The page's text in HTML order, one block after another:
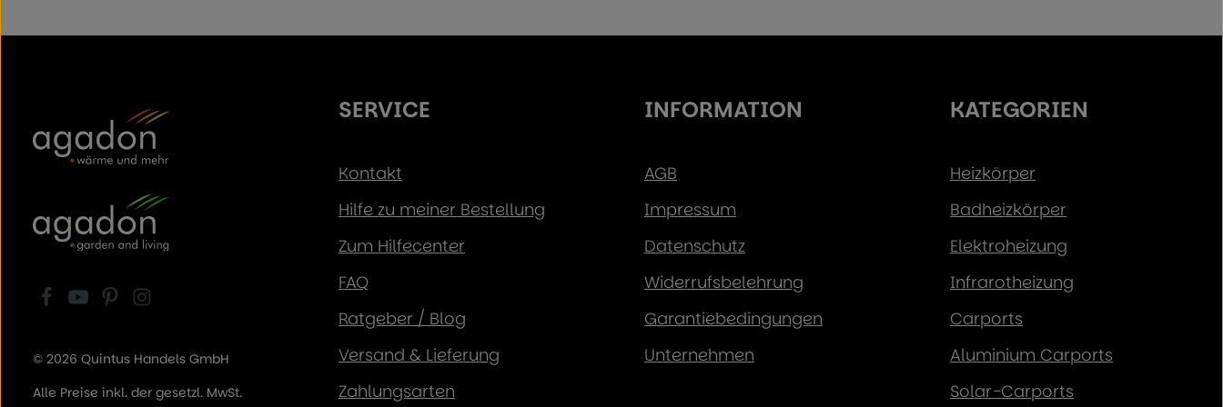
© 2026 Quintus Handels GmbH
Alle Preise inkl. der gesetzl. MwSt.
SERVICE
Kontakt
Hilfe zu meiner Bestellung
Zum Hilfecenter
FAQ
Ratgeber / Blog
Versand & Lieferung
Zahlungsarten
INFORMATION
AGB
Impressum
Datenschutz
Widerrufsbelehrung
Garantiebedingungen
Unternehmen
KATEGORIEN
Heizkörper
Badheizkörper
Elektroheizung
Infrarotheizung
Carports
Aluminium Carports
Solar-Carports